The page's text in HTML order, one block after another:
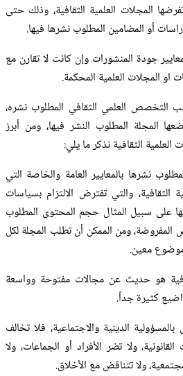
المجلات العلمية الثقافية، وذلك حتى
أو المضامين المطلوب نشرها فيها.
جودة المنشورات وإن كانت لا تقارن مع
او المجلات العلمية المحكمة.
العلمي الثقافي المطلوب نشره،
المجلة المطلوب النشر فيها، ومن أبرز
الثقافية نذكر ما يلي:
نشرها بالمعايير العامة والخاصة التي
والتي تفترض الالتزام بسياسات
على سبيل المثال حجم المحتوى المطلوب
ومن الممكن أن تطلب المجلة لكل
معين.
هو حديث عن مجالات مفتوحة وواسعة
كثيرة جداً.
الدينية والاجتماعية، فلا تخالف
ولا تضر الأفراد أو الجماعات، ولا
ولا تتناقض مع الأخلاق.